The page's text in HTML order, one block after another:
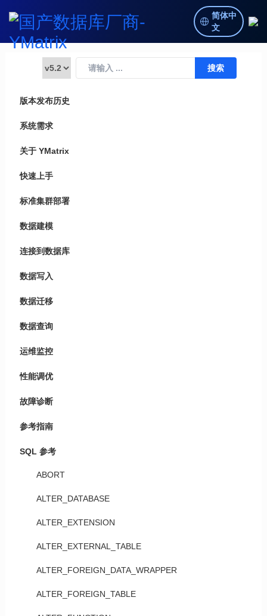
简体中
文
版本发布历史
系统需求
关于 YMatrix
快速上手
标准集群部署
数据建模
连接到数据库
数据写入
数据迁移
数据查询
运维监控
性能调优
故障诊断
参考指南
SQL 参考
ABORT
ALTER_DATABASE
ALTER_EXTENSION
ALTER_EXTERNAL_TABLE
ALTER_FOREIGN_DATA_WRAPPER
ALTER_FOREIGN_TABLE